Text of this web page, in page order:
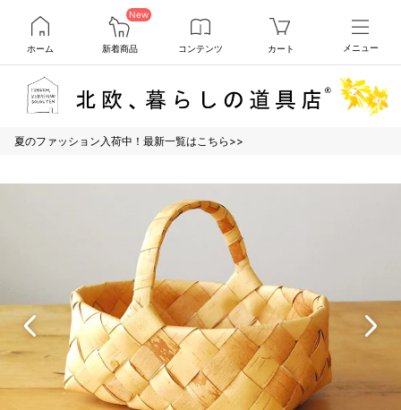
ホーム
New
新着商品 コンテンツ カート メニュー
夏のファッション入荷中！最新一覧はこちら>>